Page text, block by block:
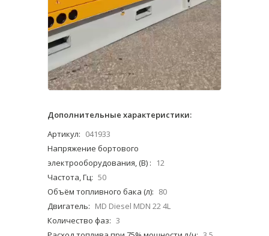
Дополнительные характеристики:
Артикул: 041933
Напряжение бортового
электрооборудования, (В) :
12
Частота, Гц: 50
Объём топливного бака (л): 80
Двигатель: MD Diesel MDN 22 4L
Количество фаз: 3